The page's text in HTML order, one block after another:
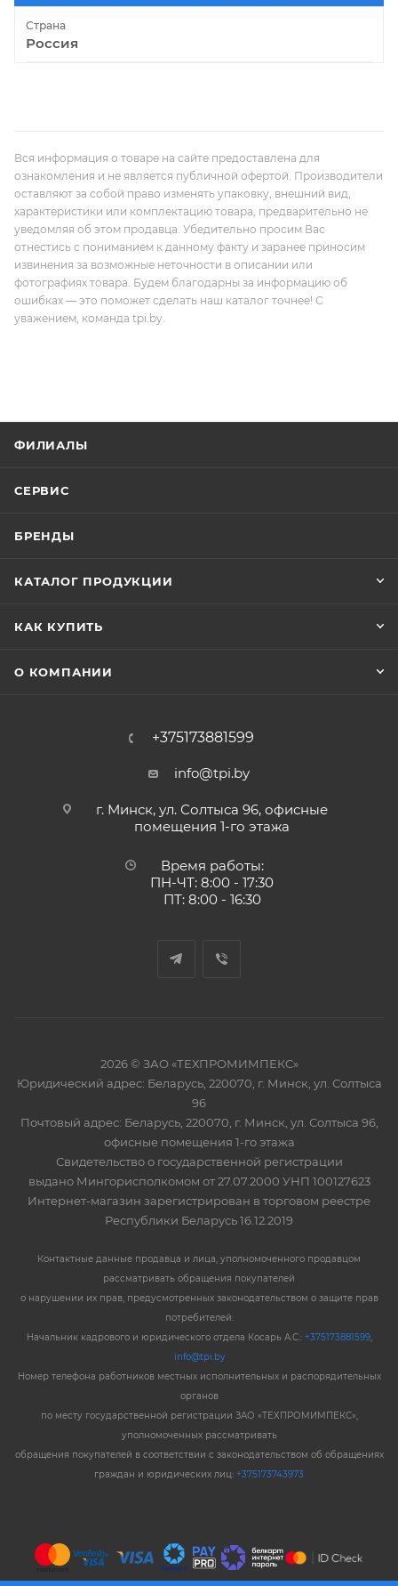
Страна
Россия
Вся информация о товаре на сайте предоставлена для
ознакомления и не является публичной офертой. Производители
оставляют за собой право изменять упаковку, внешний вид,
характеристики или комплектацию товара, предварительно не
уведомляя об этом продавца. Убедительно просим Вас
отнестись с пониманием к данному факту и заранее приносим
извинения за возможные неточности в описании или
фотографиях товара. Будем благодарны за информацию об
ошибках — это поможет сделать наш каталог точнее! С
уважением, команда tpi.by.
ФИЛИАЛЫ
СЕРВИС
БРЕНДЫ
КАТАЛОГ ПРОДУКЦИИ
КАК КУПИТЬ
О КОМПАНИИ
+375173881599
info@tpi.by
г. Минск, ул. Солтыса 96, офисные
помещения 1-го этажа
Время работы:
ПН-ЧТ: 8:00 - 17:30
ПТ: 8:00 - 16:30
2026 © ЗАО «ТЕХПРОМИМПЕКС»
Юридический адрес: Беларусь, 220070, г. Минск, ул. Солтыса
96
Почтовый адрес: Беларусь, 220070, г. Минск, ул. Солтыса 96,
офисные помещения 1-го этажа
Свидетельство о государственной регистрации
выдано Мингорисполкомом от 27.07.2000 УНП 100127623
Интернет-магазин зарегистрирован в торговом реестре
Республики Беларусь 16.12.2019
Контактные данные продавца и лица, уполномоченного продавцом
рассматривать обращения покупателей
о нарушении их прав, предусмотренных законодательством о защите прав
потребителей:
Начальник кадрового и юридического отдела Косарь А.С.: +375173881599,
info@tpi.by
Номер телефона работников местных исполнительных и распорядительных
органов
по месту государственной регистрации ЗАО «ТЕХПРОМИМПЕКС»,
уполномоченных рассматривать
обращения покупателей в соответствии с законодательством об обращениях
граждан и юридических лиц: +375173743973